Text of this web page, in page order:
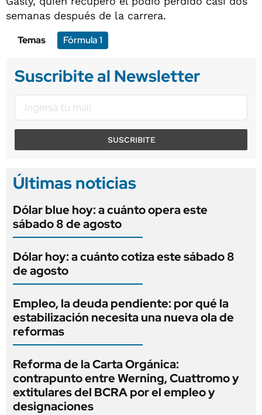
semanas después de la carrera.
Temas
Fórmula 1
Suscribite al Newsletter
SUSCRIBITE
Últimas noticias
Dólar blue hoy: a cuánto opera este
sábado 8 de agosto
Dólar hoy: a cuánto cotiza este sábado 8
de agosto
Empleo, la deuda pendiente: por qué la
estabilización necesita una nueva ola de
reformas
Reforma de la Carta Orgánica:
contrapunto entre Werning, Cuattromo y
extitulares del BCRA por el empleo y
designaciones